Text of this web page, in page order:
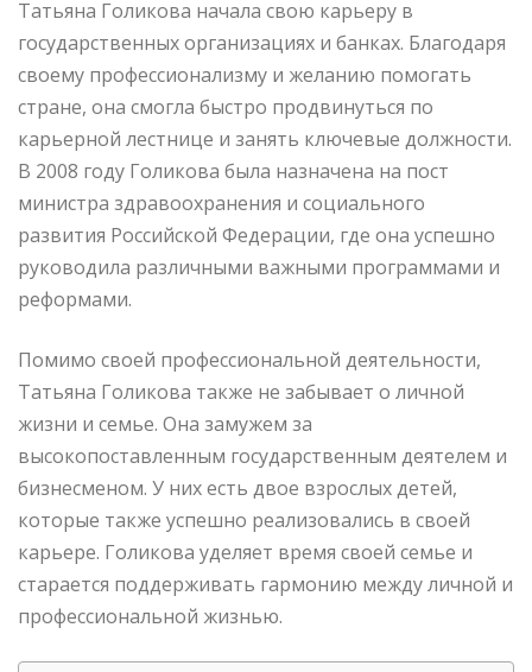
Татьяна Голикова начала свою карьеру в
государственных организациях и банках. Благодаря
своему профессионализму и желанию помогать
стране, она смогла быстро продвинуться по
карьерной лестнице и занять ключевые должности.
В 2008 году Голикова была назначена на пост
министра здравоохранения и социального
развития Российской Федерации, где она успешно
руководила различными важными программами и
реформами.
Помимо своей профессиональной деятельности,
Татьяна Голикова также не забывает о личной
жизни и семье. Она замужем за
высокопоставленным государственным деятелем и
бизнесменом. У них есть двое взрослых детей,
которые также успешно реализовались в своей
карьере. Голикова уделяет время своей семье и
старается поддерживать гармонию между личной и
профессиональной жизнью.